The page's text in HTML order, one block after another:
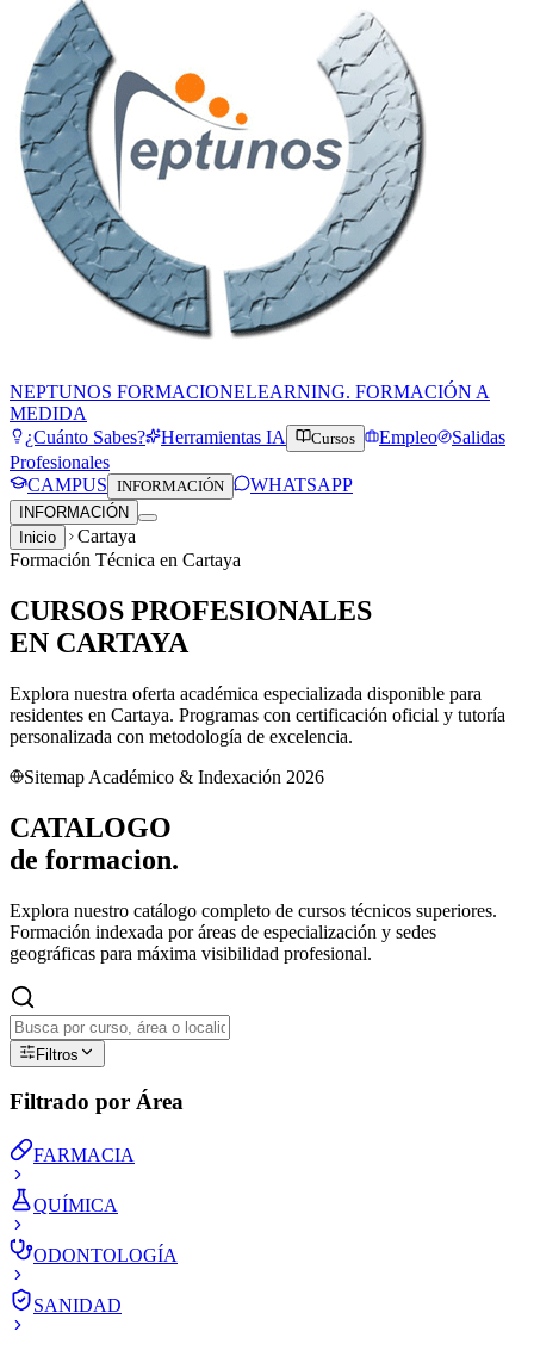
NEPTUNOS FORMACIONELEARNING. FORMACIÓN A
MEDIDA
¿Cuánto Sabes?
Herramientas IA Cursos Empleo
Salidas
Profesionales
CAMPUS INFORMACIÓN WHATSAPP
INFORMACIÓN
Inicio
Cartaya
Formación Técnica en Cartaya
CURSOS PROFESIONALES
EN CARTAYA
Explora nuestra oferta académica especializada disponible para
residentes en Cartaya. Programas con certificación oficial y tutoría
personalizada con metodología de excelencia.
Sitemap Académico & Indexación 2026
CATALOGO
de formacion.
Explora nuestro catálogo completo de cursos técnicos superiores.
Formación indexada por áreas de especialización y sedes
geográficas para máxima visibilidad profesional.
Filtros
Filtrado por Área
FARMACIA
QUÍMICA
ODONTOLOGÍA
SANIDAD